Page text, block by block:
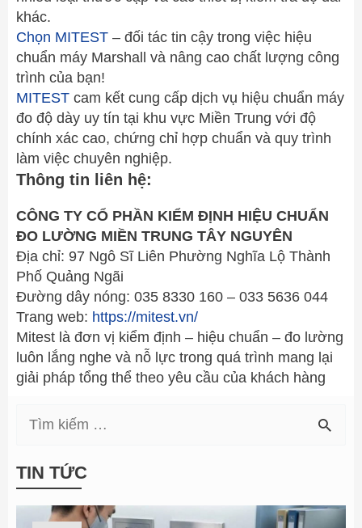
khác.
Chọn MITEST– đối tác tin cậy trong việc hiệu
chuẩn máy Marshall và nâng cao chất lượng công
trình của bạn!
MITESTcam kết cung cấp dịch vụ hiệu chuẩn máy
đo độ dày uy tín tại khu vực Miền Trung với độ
chính xác cao, chứng chỉ hợp chuẩn và quy trình
làm việc chuyên nghiệp.
Thông tin liên hệ:
CÔNG TY CỔ PHẦN KIỂM ĐỊNH HIỆU CHUẨN
ĐO LƯỜNG MIỀN TRUNG TÂY NGUYÊN
Địa chỉ: 97 Ngô Sĩ Liên Phường Nghĩa Lộ Thành
Phố Quảng Ngãi
Đường dây nóng: 035 8330 160 – 033 5636 044
Trang web: https://mitest.vn/
Mitest là đơn vị kiểm định – hiệu chuẩn – đo lường
luôn lắng nghe và nỗ lực trong quá trình mang lại
giải pháp tổng thể theo yêu cầu của khách hàng
ề
TIN TỨC